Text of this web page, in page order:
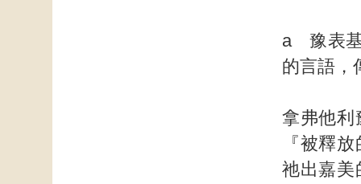
a 豫表基
的言
拿弗他利
『被釋
祂出嘉美